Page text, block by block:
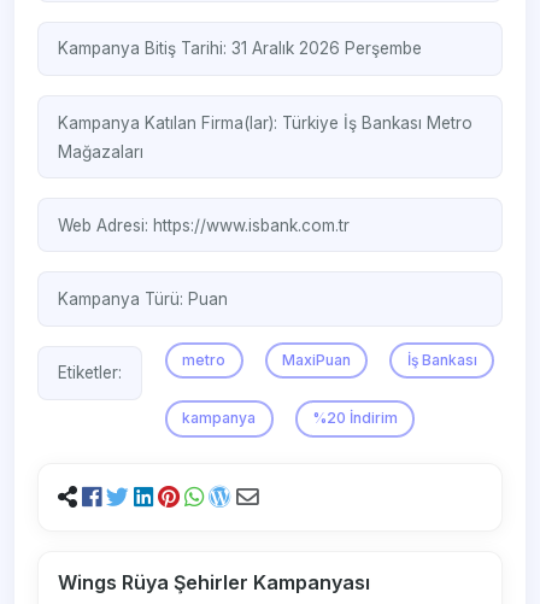
Kampanya Bitiş Tarihi: 31 Aralık 2026 Perşembe
Kampanya Katılan Firma(lar): Türkiye İş BankasıMetro
Mağazaları
Web Adresi: https://www.isbank.com.tr
Kampanya Türü: Puan
Etiketler:
metro MaxiPuan İş Bankası
kampanya %20 İndirim
Wings Rüya Şehirler Kampanyası